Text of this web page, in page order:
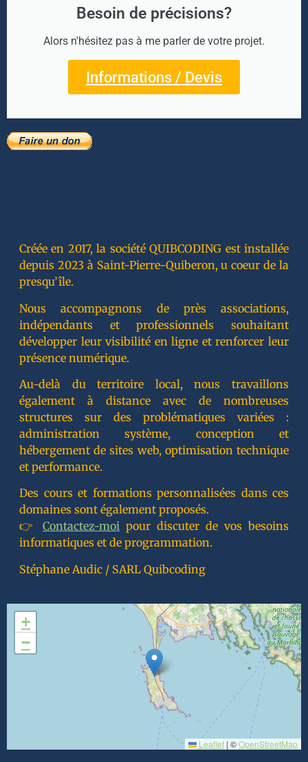
Besoin de précisions?
Alors n'hésitez pas à me parler de votre projet.
Informations / Devis
Créée en 2017, la société QUIBCODING est installée
depuis 2023 à Saint-Pierre-Quiberon, u coeur de la
presqu’île.
Nous accompagnons de près associations,
indépendants et professionnels souhaitant
développer leur visibilité en ligne et renforcer leur
présence numérique.
Au-delà du territoire local, nous travaillons
également à distance avec de nombreuses
structures sur des problématiques variées :
administration système, conception et
hébergement de sites web, optimisation technique
et performance.
Des cours et formations personnalisées dans ces
domaines sont également proposés.
👉 Contactez-moi pour discuter de vos besoins
informatiques et de programmation.
Stéphane Audic / SARL Quibcoding
+
−
Leaflet | ©OpenStreetMap